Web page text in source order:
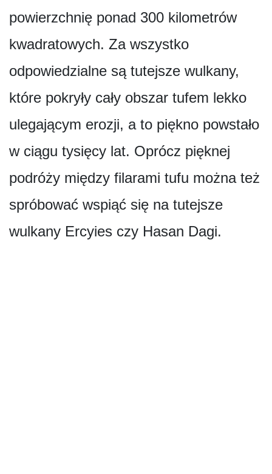
powierzchnię ponad 300 kilometrów
kwadratowych. Za wszystko
odpowiedzialne są tutejsze wulkany,
które pokryły cały obszar tufem lekko
ulegającym erozji, a to piękno powstało
w ciągu tysięcy lat. Oprócz pięknej
podróży między filarami tufu można też
spróbować wspiąć się na tutejsze
wulkany Ercyies czy Hasan Dagi.